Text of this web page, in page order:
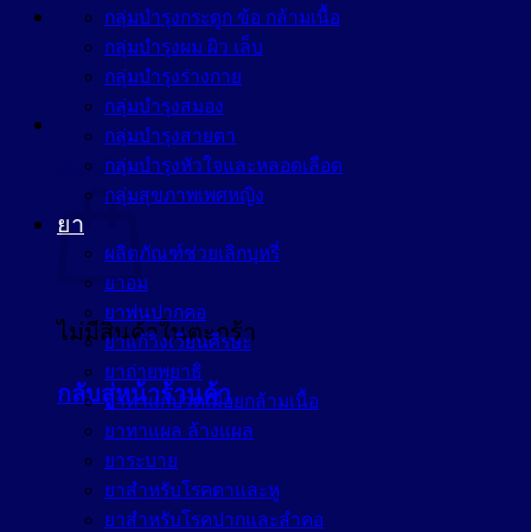
ตะกร้าสินค้า
ไม่มีสินค้าในตะกร้า
กลับสู่หน้าร้านค้า
กลุ่มบำรุงกระดูก ข้อ กล้ามเนื้อ
กลุ่มบำรุงผม ผิว เล็บ
กลุ่มบำรุงร่างกาย
กลุ่มบำรุงสมอง
กลุ่มบำรุงสายตา
กลุ่มบำรุงหัวใจและหลอดเลือด
กลุ่มสุขภาพเพศหญิง
ยา
ผลิตภัณฑ์ช่วยเลิกบุหรี่
ยาอม
ยาพ่นปากคอ
ยาแก้วิงเวียนศีรษะ
ยาถ่ายพยาธิ
ยาทาแก้ปวดเมื่อยกล้ามเนื้อ
ยาทาแผล ล้างแผล
ยาระบาย
ยาสำหรับโรคตาและหู
ยาสำหรับโรคปากและลำคอ